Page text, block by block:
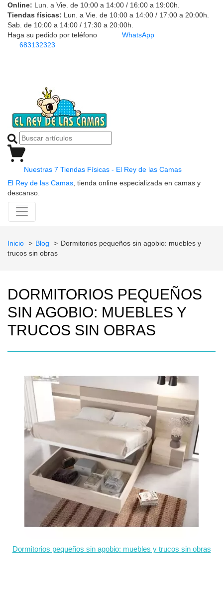
Online: Lun. a Vie. de 10:00 a 14:00 / 16:00 a 19:00h.
Tiendas físicas: Lun. a Vie. de 10:00 a 14:00 / 17:00 a 20:00h.
Sab. de 10:00 a 14:00 / 17:30 a 20:00h.
Haga su pedido por teléfono
683132323
WhatsApp
Nuestras 7 Tiendas Físicas - El Rey de las Camas
El Rey de las Camas , tienda online especializada en camas y
descanso.
Inicio Blog
Dormitorios pequeños sin agobio: muebles y
trucos sin obras
DORMITORIOS PEQUEÑOS
SIN AGOBIO: MUEBLES Y
TRUCOS SIN OBRAS
Dormitorios pequeños sin agobio: muebles y trucos sin obras